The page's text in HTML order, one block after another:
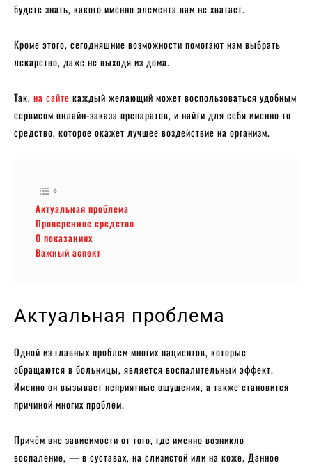
будете знать, какого именно элемента вам не хватает.
Кроме этого, сегодняшние возможности помогают нам выбрать
лекарство, даже не выходя из дома.
Так, на сайте каждый желающий может воспользоваться удобным
сервисом онлайн-заказа препаратов, и найти для себя именно то
средство, которое окажет лучшее воздействие на организм.
Актуальная проблема
Проверенное средство
О показаниях
Важный аспект
Актуальная проблема
Одной из главных проблем многих пациентов, которые
обращаются в больницы, является воспалительный эффект.
Именно он вызывает неприятные ощущения, а также становится
причиной многих проблем.
Причём вне зависимости от того, где именно возникло
воспаление, — в суставах, на слизистой или на коже. Данное